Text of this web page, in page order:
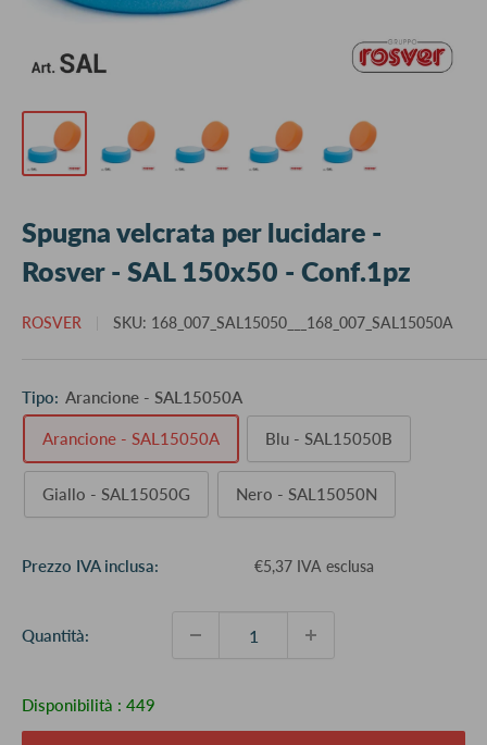
Spugna velcrata per lucidare -
Rosver - SAL 150x50 - Conf.1pz
ROSVER SKU: 168_007_SAL15050___168_007_SAL15050A
Tipo: Arancione - SAL15050A
Arancione - SAL15050A Blu - SAL15050B
Giallo - SAL15050G Nero - SAL15050N
Prezzo IVA inclusa: €5,37 IVA esclusa
Quantità:
Disponibilità : 449